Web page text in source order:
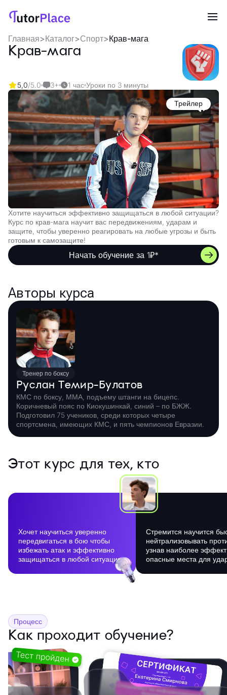
Главная>Каталог>Спорт>Крав-мага
Крав-мага
5,0/5.0 3+ 1 час Уроки по 3 минуты
Трейлер
Хотите научиться эффективно защищаться в любой ситуации?
Курс по крав-мага научит вас передвижениям, ударам и
защите, чтобы уверенно реагировать на любые угрозы и быть
готовым к самозащите!
Начать обучение за 1₽*
Авторы курса
Тренер по боксу
Руслан Темир-Булатов
КМС по боксу, ММА, подъему штанги на бицепс.
Коричневый пояс по Киокушинкай, синий – по БЖЖ.
Подготовил 75 учеников, среди которых четыре
спортсмена, имеющих КМС, и пять чемпионов Евразии.
Этот курс для тех, кто
Хочет научиться уверенно
передвигаться в бою чтобы
избежать атак и эффективно
защищаться в любой ситуации
Стремится научится
нейтрализовывать
узнав наиболее
опасные места для
Процесс
Как проходит обучение?